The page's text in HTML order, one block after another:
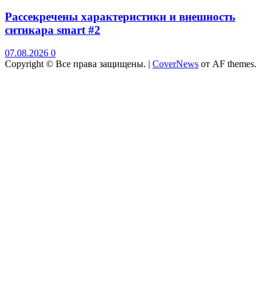
Рассекречены характеристики и внешность
ситикара smart #2
07.08.2026 0
Copyright © Все права защищены. | CoverNews от AF themes.